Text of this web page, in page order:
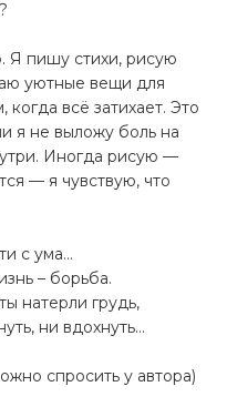
пишу стихи, рисую
уютные вещи для
всё затихает. Это
я не выложу боль на
Иногда рисую —
— я чувствую, что
с ума…
– борьба.
натерли грудь,
ни вдохнуть...
спросить у автора)